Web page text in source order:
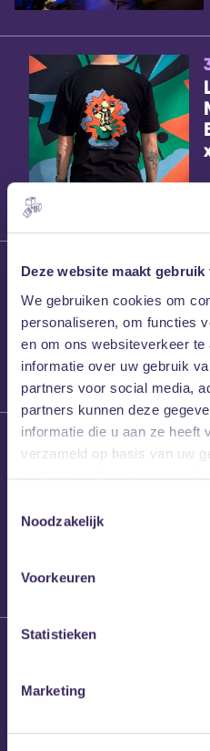
Deze website maakt gebruik
We gebruiken cookies om
personaliseren, om functies
en om ons websiteverkeer
informatie over uw gebruik
partners voor social media,
partners kunnen deze
informatie die u aan ze heeft
verzameld op basis van uw
Noodzakelijk
Voorkeuren
Statistieken
Marketing